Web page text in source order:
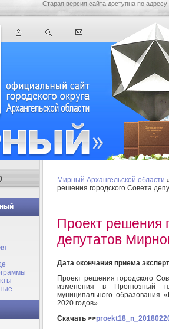
Старая версия сайта доступна по адресу
Мирный Архангельской области
решения городского Совета
Проект решения
депутатов
Дата окончания приема
Проект решения городского
изменения в Прогнозный
муниципального
2020 годов»
Скачать >>